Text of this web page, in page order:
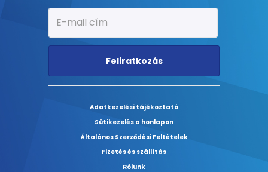
Feliratkozás
Adatkezelési tájékoztató
Sütikezelés a honlapon
Általános Szerződési Feltételek
Fizetés és szállítás
Rólunk